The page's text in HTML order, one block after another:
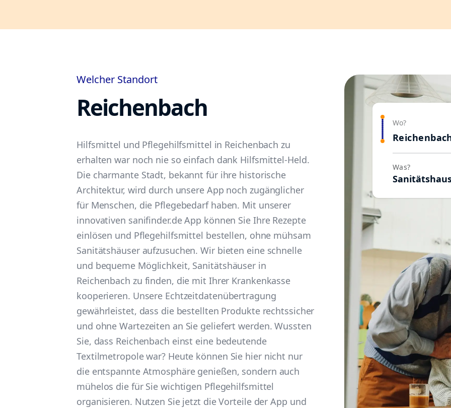
Welcher Standort
Reichenbach
Hilfsmittel und Pflegehilfsmittel in Reichenbach zu
erhalten war noch nie so einfach dank Hilfsmittel-Held.
Die charmante Stadt, bekannt für ihre historische
Architektur, wird durch unsere App noch zugänglicher
für Menschen, die Pflegebedarf haben. Mit unserer
innovativen sanifinder.de App können Sie Ihre Rezepte
einlösen und Pflegehilfsmittel bestellen, ohne mühsam
Sanitätshäuser aufzusuchen. Wir bieten eine schnelle
und bequeme Möglichkeit, Sanitätshäuser in
Reichenbach zu finden, die mit Ihrer Krankenkasse
kooperieren. Unsere Echtzeitdatenübertragung
gewährleistet, dass die bestellten Produkte rechtssicher
und ohne Wartezeiten an Sie geliefert werden. Wussten
Sie, dass Reichenbach einst eine bedeutende
Textilmetropole war? Heute können Sie hier nicht nur
die entspannte Atmosphäre genießen, sondern auch
mühelos die für Sie wichtigen Pflegehilfsmittel
organisieren. Nutzen Sie jetzt die Vorteile der App und
Wo?
Was?